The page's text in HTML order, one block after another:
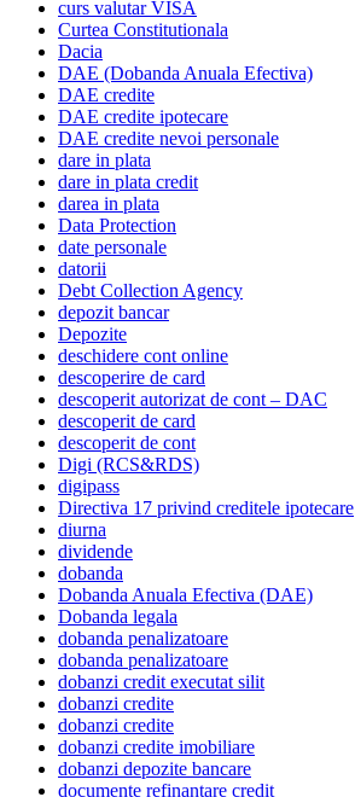
curs valutar VISA
Curtea Constitutionala
Dacia
DAE (Dobanda Anuala Efectiva)
DAE credite
DAE credite ipotecare
DAE credite nevoi personale
dare in plata
dare in plata credit
darea in plata
Data Protection
date personale
datorii
Debt Collection Agency
depozit bancar
Depozite
deschidere cont online
descoperire de card
descoperit autorizat de cont – DAC
descoperit de card
descoperit de cont
Digi (RCS&RDS)
digipass
Directiva 17 privind creditele ipotecare
diurna
dividende
dobanda
Dobanda Anuala Efectiva (DAE)
Dobanda legala
dobanda penalizatoare
dobanda penalizatoare
dobanzi credit executat silit
dobanzi credite
dobanzi credite
dobanzi credite imobiliare
dobanzi depozite bancare
documente refinantare credit